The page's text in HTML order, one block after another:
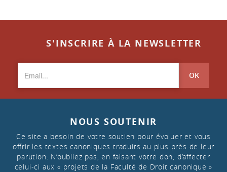
S'INSCRIRE À LA NEWSLETTER
OK
NOUS SOUTENIR
Ce site a besoin de votre soutien pour évoluer et vous
offrir les textes canoniques traduits au plus près de leur
parution. N’oubliez pas, en faisant votre don, d’affecter
celui-ci aux « projets de la Faculté de Droit canonique »